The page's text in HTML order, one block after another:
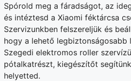
Spórold meg a fáradságot, az
és intéztesd a Xiaomi féktárcsa
Szervizunkben felszereljük és
hogy a lehető legbiztonságosabb
Szegedi elektromos roller
pótalkatrészt, kiegészítőt
helyetted.